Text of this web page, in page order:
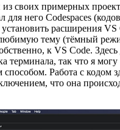
из своих примерных
для него Codespaces
расширения VS
любимую тему (тёмный
к VS Code. Здесь
терминала, так что я
Работа с кодом
что она